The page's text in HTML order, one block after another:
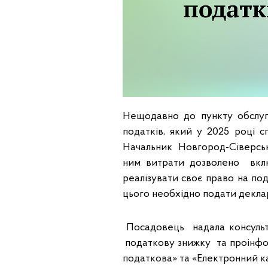
Нещодавно до пункту
податків, який у 2025 році
Начальник Новгород-
ним витрати дозволено
реалізувати своє право на
цього необхідно подати
Посадовець надала
податкову знижку та
податкова» та «Електронний